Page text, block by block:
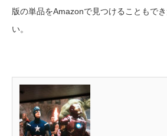
版の単品をAmazonで見つけることもで
い。